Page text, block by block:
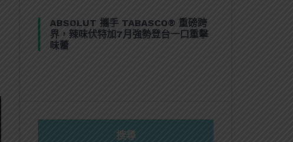
ABSOLUT 攜手 TABASCO® 重磅跨
界，辣味伏特加7月強勢登台一口重擊
味蕾
搜尋